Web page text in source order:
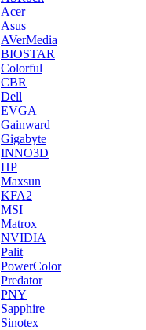
Acer
Asus
AVerMedia
BIOSTAR
Colorful
CBR
Dell
EVGA
Gainward
Gigabyte
INNO3D
HP
Maxsun
KFA2
MSI
Matrox
NVIDIA
Palit
PowerColor
Predator
PNY
Sapphire
Sinotex